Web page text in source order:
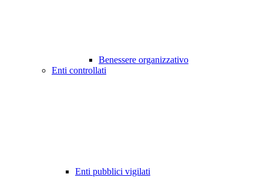
Benessere organizzativo
Enti controllati
Enti pubblici vigilati